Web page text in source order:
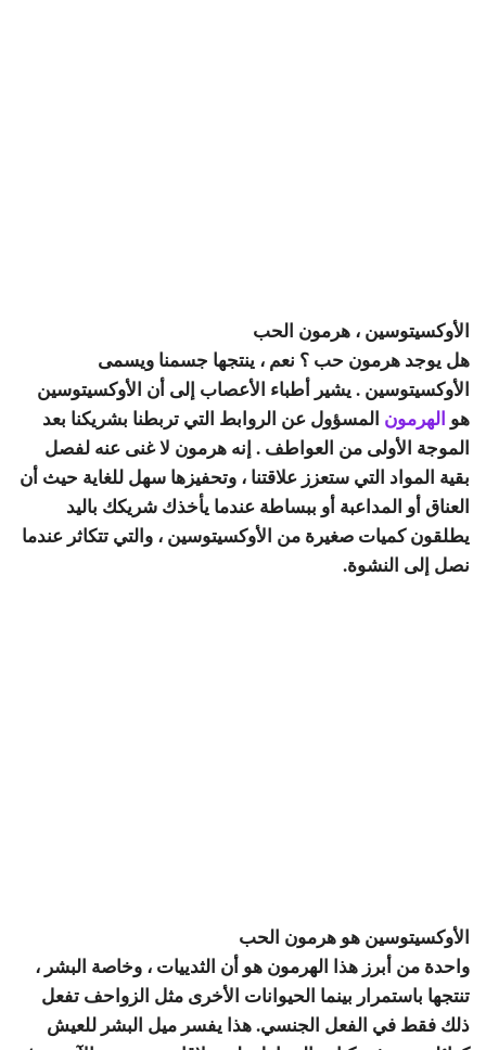
الأوكسيتوسين ، هرمون الحب
هل يوجد هرمون حب ؟ نعم ، ينتجها جسمنا ويسمى
الأوكسيتوسين . يشير أطباء الأعصاب إلى أن الأوكسيتوسين
هو الهرمون المسؤول عن الروابط التي تربطنا بشريكنا بعد
الموجة الأولى من العواطف . إنه هرمون لا غنى عنه لفصل
بقية المواد التي ستعزز علاقتنا ، وتحفيزها سهل للغاية حيث أن
العناق أو المداعبة أو ببساطة عندما يأخذك شريكك باليد
يطلقون كميات صغيرة من الأوكسيتوسين ، والتي تتكاثر عندما
نصل إلى النشوة.
الأوكسيتوسين هو هرمون الحب
واحدة من أبرز هذا الهرمون هو أن الثدييات ، وخاصة البشر ،
تنتجها باستمرار بينما الحيوانات الأخرى مثل الزواحف تفعل
ذلك فقط في الفعل الجنسي. هذا يفسر ميل البشر للعيش